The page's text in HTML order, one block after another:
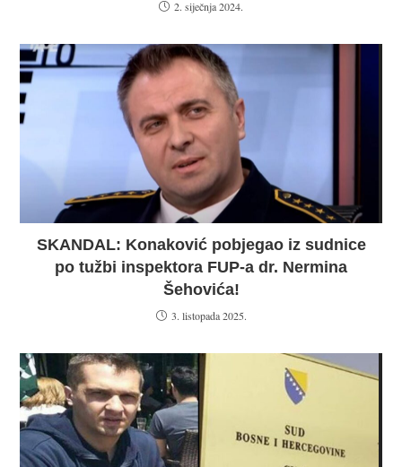
2. siječnja 2024.
SKANDAL: Konaković pobjegao iz sudnice
po tužbi inspektora FUP-a dr. Nermina
Šehovića!
3. listopada 2025.